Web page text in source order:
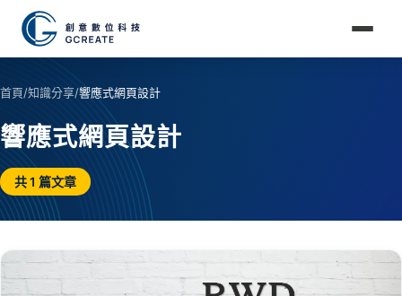
首頁/知識分享/響應式網頁設計
響應式網頁設計
共 1 篇文章